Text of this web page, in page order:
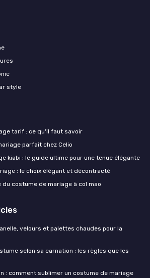
style
tarif : ce qu'il faut savoir
parfait chez Celio
kiabi : le guide ultime pour une tenue élégante
: le choix élégant et décontracté
costume de mariage à col mao
velours et palettes chaudes pour la
selon sa carnation : les règles que les
: comment sublimer un costume de mariage